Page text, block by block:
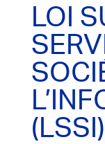
LOI
(LSSI)